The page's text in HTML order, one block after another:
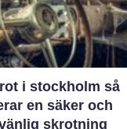
i stockholm så
en säker och
skrotning